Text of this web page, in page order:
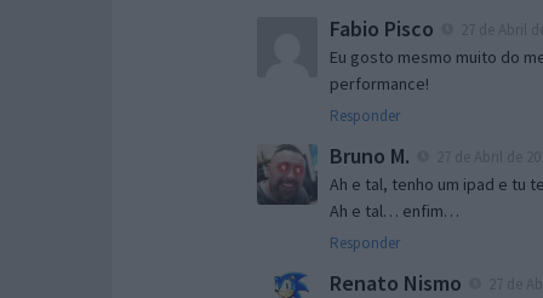
Fabio Pisco
Eu gosto mesmo muito do
performance!
Responder
Bruno M.
Ah e tal, tenho um ipad e tu
Ah e tal… enfim…
Responder
Renato Nismo